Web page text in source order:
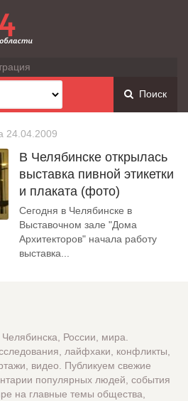
Поиск
24.04.2009
В Челябинске открылась
выставка пивной этикетки
и плаката (фото)
Сегодня в Челябинске в
Выставочном зале "Дома
Архитекторов" начала работу
выставка...
России, мира.
лайфхаки, конфликты,
видео. Публикуем свежие
популярных людей, события
на главные темы общества,